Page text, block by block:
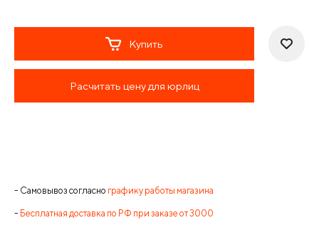
Купить
Расчитать цену для юрлиц
- Самовывоз согласно графику работы магазина
- Бесплатная доставка по РФ при заказе от 3000